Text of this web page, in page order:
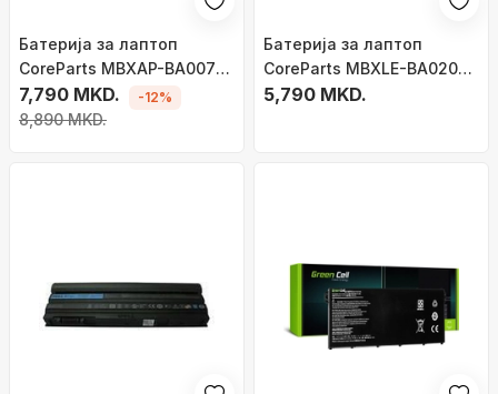
Батерија за лаптоп
CoreParts MBXAP-BA0072,
за MacBook Air 13" A1932,
црна
7,790 MKD.
8,890 MKD.
-12%
Батерија за лаптоп
CoreParts MBXLE-BA0209
за Lenovo ThinkPad T460s
5,790 MKD.